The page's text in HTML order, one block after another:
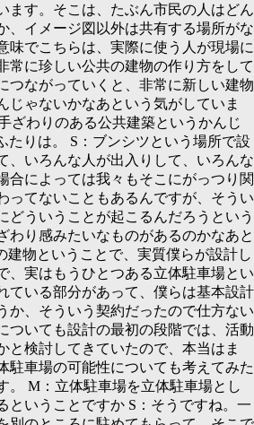
ます。そこは、たぶん市民の人はどん
、イメージ図以外は共有する場所がな
味でこちらは、実際に使う人が現場に
常に珍しい公共の建物の作り方をして
つながっていくと、非常に新しい建物
じゃないかなあという気がしていま
ざわりのある公共建築というかんじ
たりは。 S： ブンシツという場所で設
、いろんな人が出入りして、いろんな
合によっては我々もそこにがっつり関
ってないこともあるんですが、そうい
どういうことが起こるんだろうという
わり感みたいなものがあるのかなあと
建物ということで、実質僕らが設計し
、実はもうひとつある立体駐車場とい
ている部分があって、僕らは基本設計
か、そういう契約だったので仕方ない
ついても設計の最初の段階では、活動
と検討してきていたので、本当はま
駐車場の可能性についても考えてみた
。 M： 立体駐車場を立体駐車場とし
ということですか S： そうですね。一